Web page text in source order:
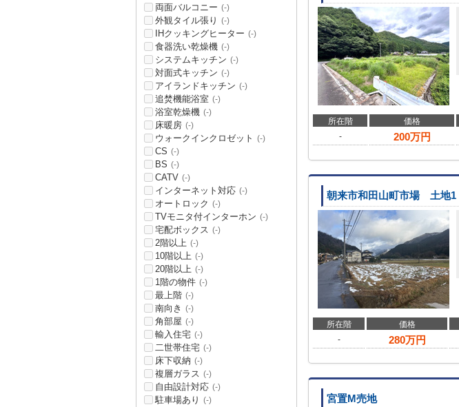
所在階 価格
-
200万円
朝来市和田山町市場 土地1
所在階 価格
-
280万円
宮置M売地
両面バルコニー (-)
外観タイル張り (-)
IHクッキングヒーター (-)
食器洗い乾燥機 (-)
システムキッチン (-)
対面式キッチン (-)
アイランドキッチン (-)
追焚機能浴室 (-)
浴室乾燥機 (-)
床暖房 (-)
ウォークインクロゼット (-)
CS (-)
BS (-)
CATV (-)
インターネット対応 (-)
オートロック (-)
TVモニタ付インターホン (-)
宅配ボックス (-)
2階以上 (-)
10階以上 (-)
20階以上 (-)
1階の物件 (-)
最上階 (-)
南向き (-)
角部屋 (-)
輸入住宅 (-)
二世帯住宅 (-)
床下収納 (-)
複層ガラス (-)
自由設計対応 (-)
駐車場あり (-)